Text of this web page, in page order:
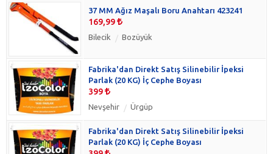
37 MM Ağız Maşalı Boru Anahtarı 423241
169,99
Bilecik Bozüyük
Fabrika'dan Direkt Satış Silinebilir İpeksi
Parlak (20 KG) İç Cephe Boyası
399
Nevşehir Ürgüp
Fabrika'dan Direkt Satış Silinebilir İpeksi
Parlak (20 KG) İç Cephe Boyası